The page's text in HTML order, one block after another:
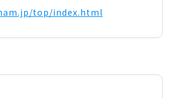
top/index.html